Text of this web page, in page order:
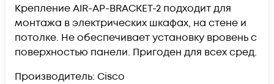
Крепление AIR-AP-BRACKET-2 подходит для
монтажа в электрических шкафах, на стене и
потолке. Не обеспечивает установку вровень с
поверхностью панели. Пригоден для всех сред.
Производитель: Cisco